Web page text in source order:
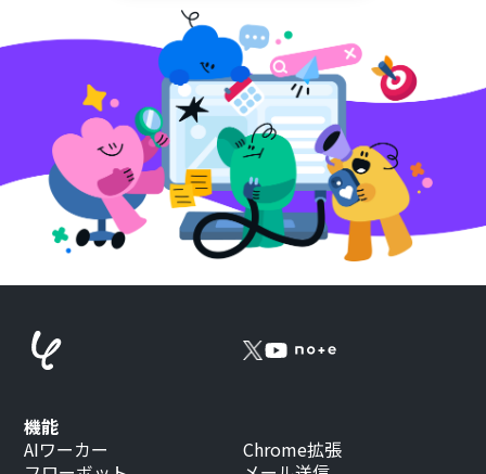
機能
AIワーカー
Chrome拡張